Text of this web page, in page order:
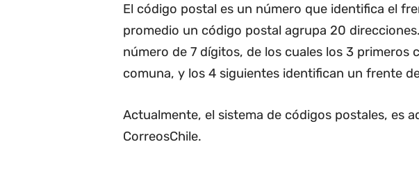
El código postal es un número que identifica el
promedio un código postal agrupa 20
número de 7 dígitos, de los cuales los 3 primeros
comuna, y los 4 siguientes identifican un frente
Actualmente, el sistema de códigos postales, es
CorreosChile.